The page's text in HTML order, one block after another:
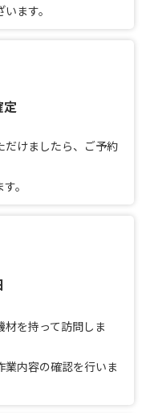
ます。
定
だけましたら、ご予約
。
を持って訪問しま
内容の確認を行いま